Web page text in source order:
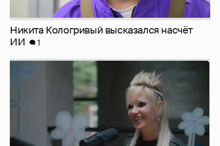
Певица Глюкоза рассказала о съёмках для
эротического журнала
3